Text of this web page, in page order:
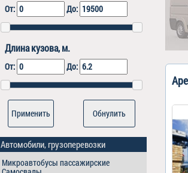
От: До:
Длина кузова, м.
От: До:
Обнулить
Автомобили, грузоперевозки
Микроавтобусы пассажирские